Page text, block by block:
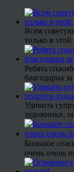
Всем
только в этой
Ребята
благодарна
Удивить
художники,
Большое
очень очень